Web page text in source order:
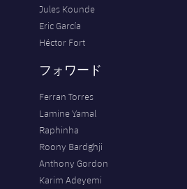
Jules Kounde
Eric García
Héctor Fort
フォワード
Ferran Torres
Lamine Yamal
Raphinha
Roony Bardghji
Anthony Gordon
Karim Adeyemi